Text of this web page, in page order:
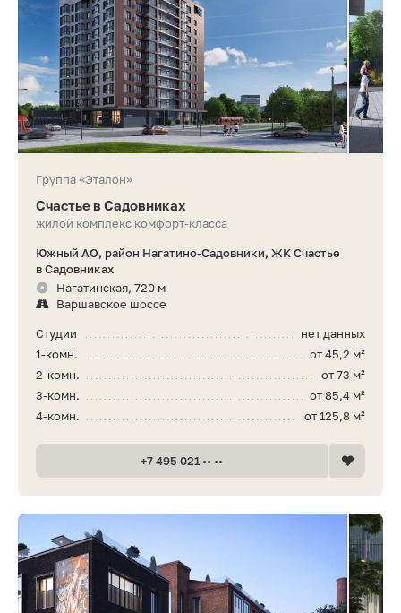
Группа «Эталон»
Счастье в Садовниках
жилой комплекс комфорт-класса
Южный АО, район Нагатино-Садовники, ЖК Счастье
в Садовниках
Нагатинская, 720 м
Варшавское шоссе
нет данных
Студии
от 45,2 м²
1-комн.
от 73 м²
2-комн.
от 85,4 м²
3-комн.
от 125,8 м²
4-комн.
+7 495 021 •• ••